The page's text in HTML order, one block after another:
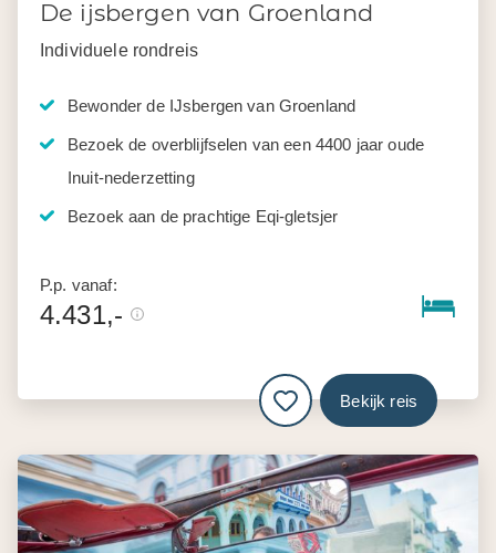
De ijsbergen van Groenland
Individuele rondreis
Bewonder de IJsbergen van Groenland
Bezoek de overblijfselen van een 4400 jaar oude
Inuit-nederzetting
Bezoek aan de prachtige Eqi-gletsjer
P.p. vanaf:
4.431,-
Bekijk reis